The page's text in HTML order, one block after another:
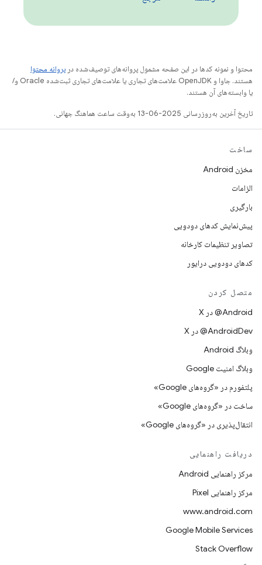
محتوا و نمونه کدها در این صفحه مشمول پروانه‌های توصیف‌شده در پروانه محتوا
هستند. جاوا و OpenJDK علامت‌های تجاری یا علامت‌های تجاری ثبت‌شده Oracle و/
یا وابسته‌های آن هستند.
تاریخ آخرین به‌روزرسانی 2025-06-13 به‌وقت ساعت هماهنگ جهانی.
ساخت
مخزن Android
الزامات
بارگیری
پیش‌نمایش کدهای دودویی
تصاویر تنظیمات کارخانه
کدهای دودویی درایور
متصل کردن
‫‎@Android در X
‫‎@AndroidDev در X
وبلاگ Android
وبلاگ امنیت Google
پلتفورم در «گروه‌های Google»
ساخت در «گروه‌های Google»
انتقال‌پذیری در «گروه‌های Google»
دریافت راهنمایی
مرکز راهنمایی Android
مرکز راهنمایی Pixel
www.android.com
Google Mobile Services
Stack Overflow